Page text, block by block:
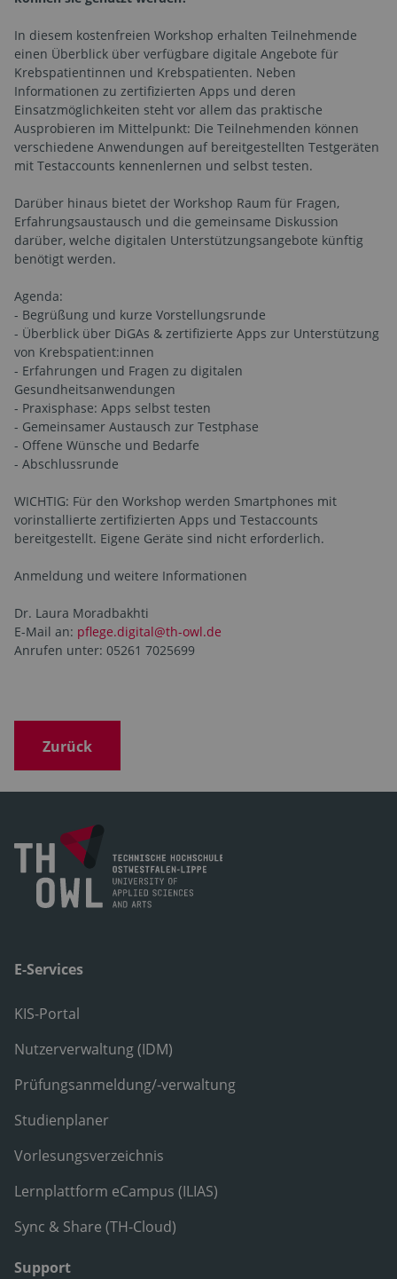
In diesem kostenfreien Workshop erhalten Teilnehmende
einen Überblick über verfügbare digitale Angebote für
Krebspatientinnen und Krebspatienten. Neben
Informationen zu zertifizierten Apps und deren
Einsatzmöglichkeiten steht vor allem das praktische
Ausprobieren im Mittelpunkt: Die Teilnehmenden können
verschiedene Anwendungen auf bereitgestellten Testgeräten
mit Testaccounts kennenlernen und selbst testen.
Darüber hinaus bietet der Workshop Raum für Fragen,
Erfahrungsaustausch und die gemeinsame Diskussion
darüber, welche digitalen Unterstützungsangebote künftig
benötigt werden.
Agenda:
- Begrüßung und kurze Vorstellungsrunde
- Überblick über DiGAs & zertifizierte Apps zur Unterstützung
von Krebspatient:innen
- Erfahrungen und Fragen zu digitalen
Gesundheitsanwendungen
- Praxisphase: Apps selbst testen
- Gemeinsamer Austausch zur Testphase
- Offene Wünsche und Bedarfe
- Abschlussrunde
WICHTIG: Für den Workshop werden Smartphones mit
vorinstallierte zertifizierten Apps und Testaccounts
bereitgestellt. Eigene Geräte sind nicht erforderlich.
Anmeldung und weitere Informationen
Dr. Laura Moradbakhti
E-Mail an: pflege.digital@th-owl.de
Anrufen unter: 05261 7025699
Zurück
E-Services
KIS-Portal
Nutzerverwaltung (IDM)
Prüfungsanmeldung/-verwaltung
Studienplaner
Vorlesungsverzeichnis
Lernplattform eCampus (ILIAS)
Sync & Share (TH-Cloud)
Support